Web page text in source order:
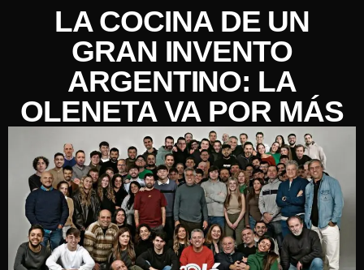
LA COCINA DE UN
GRAN INVENTO
ARGENTINO: LA
OLENETA VA POR MÁS